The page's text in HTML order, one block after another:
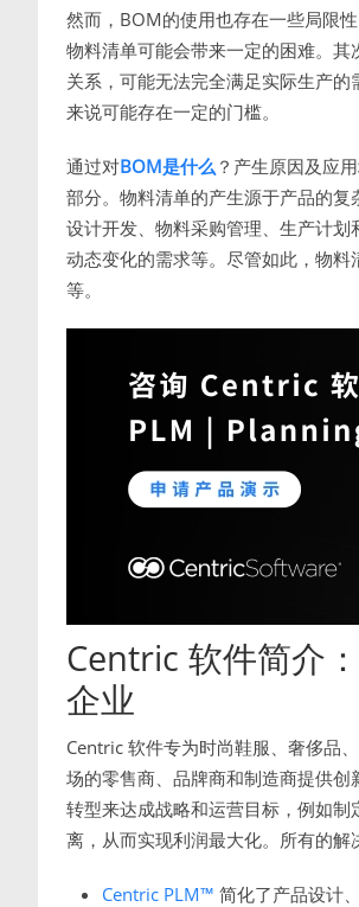
然而，BOM的使用也存在一些局限
物料清单可能会带来一定的困难。
关系，可能无法完全满足实际生产
来说可能存在一定的门槛。
通过对BOM是什么 ？产生原因及应
部分。物料清单的产生源于产品的
设计开发、物料采购管理、生产计
动态变化的需求等。尽管如此，物
等。
Centric 软件简介
企业
Centric 软件专为时尚鞋服、奢侈品
场的零售商、品牌商和制造商提供
转型来达成战略和运营目标，例如
离，从而实现利润最大化。所有的解
Centric PLM™ 简化了产品设计